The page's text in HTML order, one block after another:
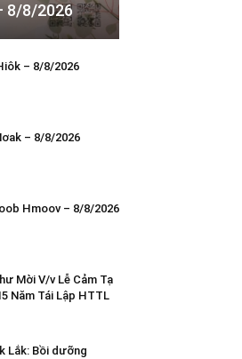
8/8/2026
– 8/8/2026
– 8/8/2026
Hmoov – 8/8/2026
Mời V/v Lễ Cảm Tạ
Năm Tái Lập HTTL
Lắk: Bồi dưỡng